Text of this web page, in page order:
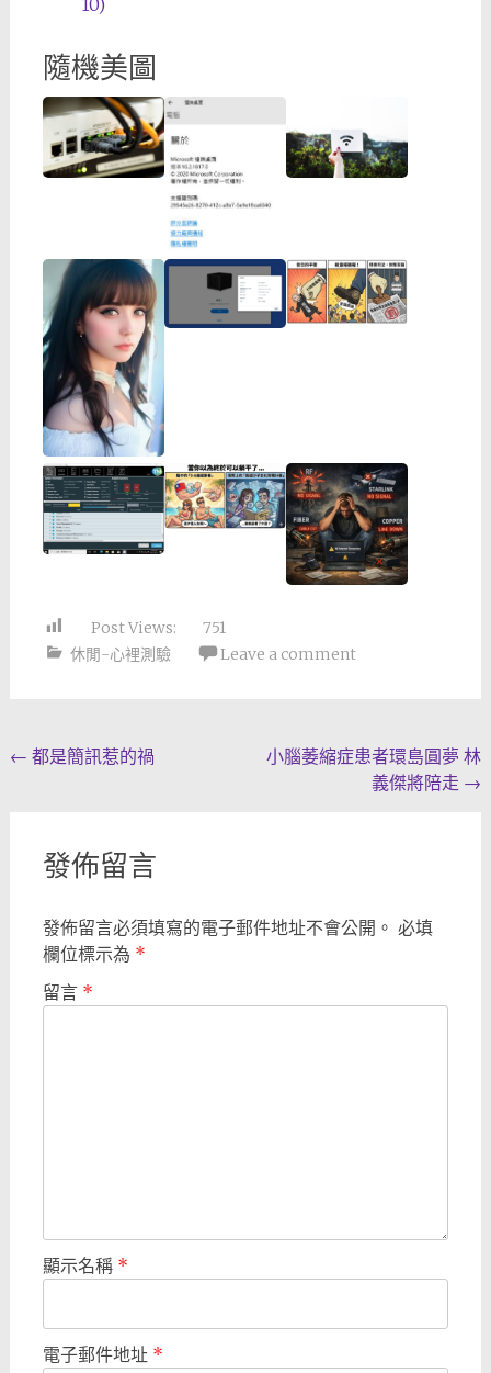
10)
隨機美圖
Post Views:
751
休閒-心裡測驗
Leave a comment
Post
← 都是簡訊惹的禍
小腦萎縮症患者環島圓夢 林
義傑將陪走 →
發佈留言
發佈留言必須填寫的電子郵件地址不會公開。 必填
欄位標示為 *
留言 *
顯示名稱 *
電子郵件地址 *